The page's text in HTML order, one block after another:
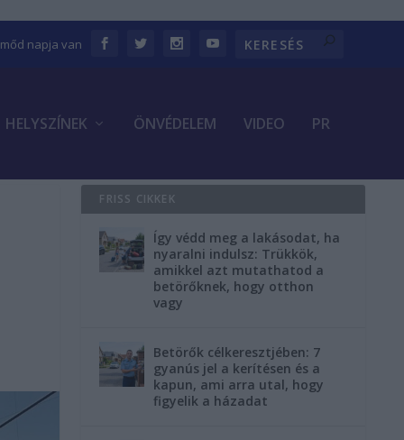
napja van
HELYSZÍNEK ÖNVÉDELEM VIDEO PR
FRISS CIKKEK
Így védd meg a lakásodat, ha
nyaralni indulsz: Trükkök,
amikkel azt mutathatod a
betörőknek, hogy otthon
vagy
Betörők célkeresztjében: 7
gyanús jel a kerítésen és a
kapun, ami arra utal, hogy
figyelik a házadat